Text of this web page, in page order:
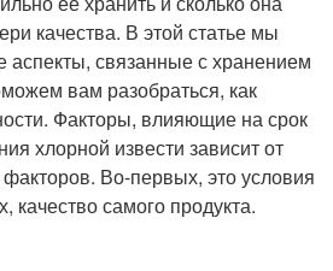
качества. В этой статье мы
аспекты, связанные с хранением
вам разобраться, как
Факторы, влияющие на срок
хлорной извести зависит от
Во-первых, это условия
качество самого продукта.